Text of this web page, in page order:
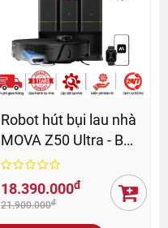
Robot hút bụi lau nhà
MOVA Z50 Ultra - BH
36 Th
18.390.000đ
21.900.000đ